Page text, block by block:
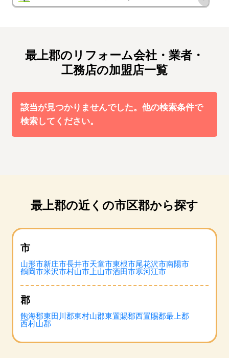
最上郡のリフォーム会社・業者・
工務店の加盟店一覧
該当が見つかりませんでした。他の検索条件で
検索してください。
最上郡の近くの市区郡から探す
市
山形市新庄市長井市天童市東根市尾花沢市南陽市
鶴岡市米沢市村山市上山市酒田市寒河江市
郡
飽海郡東田川郡東村山郡東置賜郡西置賜郡最上郡
西村山郡